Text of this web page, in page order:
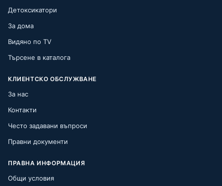
Детоксикатори
За дома
Видяно по TV
Търсене в каталога
КЛИЕНТСКО ОБСЛУЖВАНЕ
За нас
Контакти
Често задавани въпроси
Правни документи
ПРАВНА ИНФОРМАЦИЯ
Общи условия